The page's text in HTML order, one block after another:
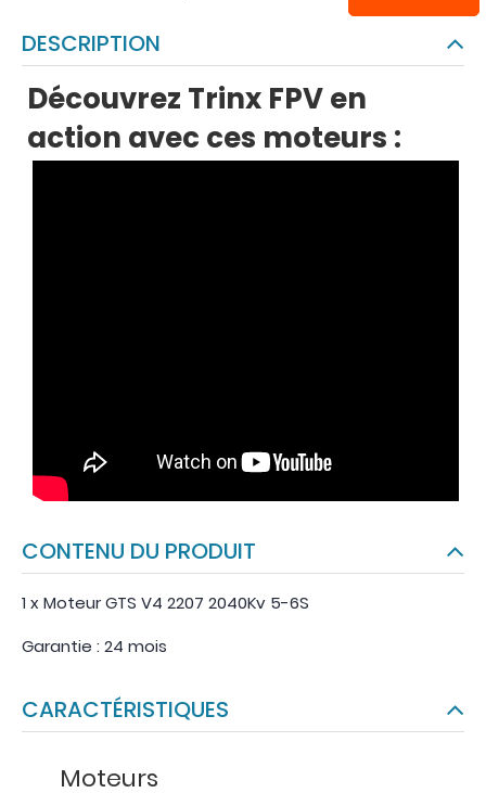
DESCRIPTION
Découvrez Trinx FPV en
action avec ces moteurs :
CONTENU DU PRODUIT
1 x Moteur GTS V4 2207 2040Kv 5-6S
Garantie : 24 mois
CARACTÉRISTIQUES
Moteurs